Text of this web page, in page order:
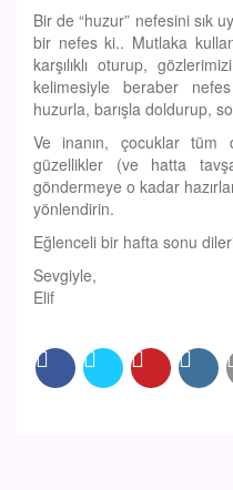
Bir de “huzur” nefesini sık
bir nefes ki.. Mutlaka
karşılıklı oturup,
kelimesiyle beraber
huzurla, barışla doldurup,
Ve inanın, çocuklar tüm
güzellikler (ve hatta
göndermeye o kadar
yönlendirin.
Eğlenceli bir hafta sonu
Sevgiyle,
Elif